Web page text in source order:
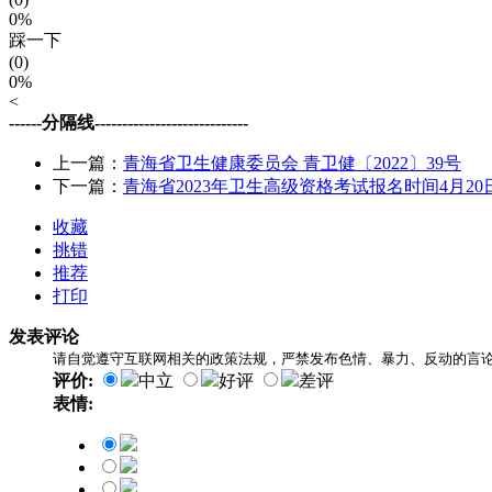
0%
踩一下
(0)
0%
<
------分隔线----------------------------
上一篇： 青海省卫生健康委员会 青卫健〔2022〕39号
下一篇： 青海省2023年卫生高级资格考试报名时间4月20
收藏
挑错
推荐
打印
发表评论
请自觉遵守互联网相关的政策法规，严禁发布色情、暴力、反动的言论
评价: 中立 好评
差评
表情: